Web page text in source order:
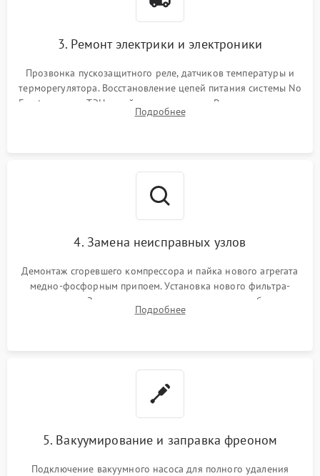
3. Ремонт электрики и электроники
Прозвонка пускозащитного реле, датчиков температуры и
терморегулятора. Восстановление цепей питания системы No
Frost, включая ТЭН оттайки и вентилятор. Ремонт или замена
платы управления при сбоях алгоритмов.
Подробнее
4. Замена неисправных узлов
Демонтаж сгоревшего компрессора и пайка нового агрегата
медно-фосфорным припоем. Установка нового фильтра-
осушителя. Замена изношенных вентиляторов обдува,
сломанных заслонок или поврежденных дверных петель.
Подробнее
5. Вакуумирование и заправка фреоном
Подключение вакуумного насоса для полного удаления